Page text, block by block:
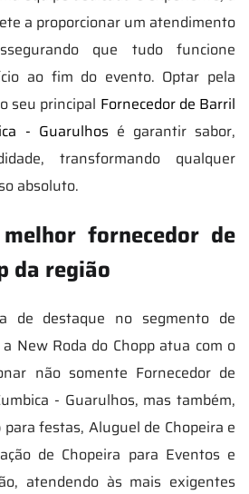
a proporcionar um atendimento
que tudo funcione
ao fim do evento. Optar pela
seu principal Fornecedor de Barril
- Guarulhos é garantir sabor,
transformando qualquer
absoluto.
fornecedor de
da região
de destaque no segmento de
New Roda do Chopp atua com o
não somente Fornecedor de
- Guarulhos, mas também,
para festas, Aluguel de Chopeira e
de Chopeira para Eventos e
atendendo às mais exigentes